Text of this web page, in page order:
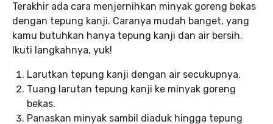
Terakhir ada cara menjernihkan minyak goreng bekas
dengan tepung kanji. Caranya mudah banget, yang
kamu butuhkan hanya tepung kanji dan air bersih.
Ikuti langkahnya, yuk!
Larutkan tepung kanji dengan air secukupnya.
Tuang larutan tepung kanji ke minyak goreng
bekas.
Panaskan minyak sambil diaduk hingga tepung